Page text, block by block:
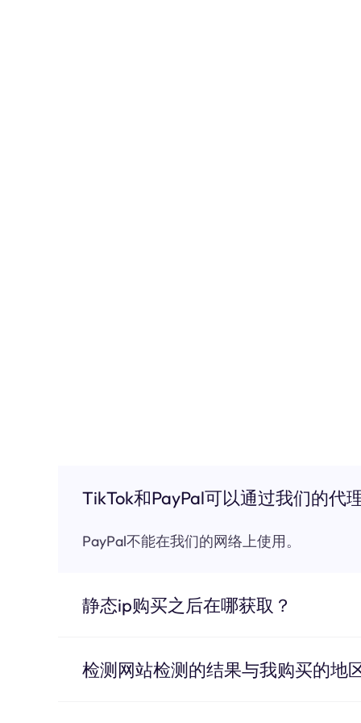
TikTok和PayPal可以通过我们的代
PayPal不能在我们的网络上使用。
静态ip购买之后在哪获取？
检测网站检测的结果与我购买的地